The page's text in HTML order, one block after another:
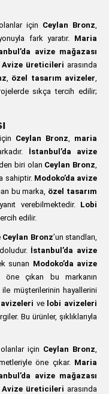
için Ceylan Bronz,
fark yaratır. Maria
avize mağazası
Avize üreticileri arasında
, özel tasarım avizeler,
sıkça tercih edilir;
Ceylan Bronz, maria
İstanbul’da avize
biri olan Ceylan Bronz,
sahiptir. Modoko’da avize
bu marka, özel tasarım
verebilmektedir. Lobi
edilir.
Ceylan Bronz’un standları,
İstanbul’da avize
sunan Modoko’da avize
öne çıkan bu markanın
ile müşterilerinin hayallerini
ve lobi avizeleri
Bu ürünler, şıklıklarıyla
olanlar için Ceylan Bronz,
öne çıkar. Maria
avize mağazası
Avize üreticileri arasında